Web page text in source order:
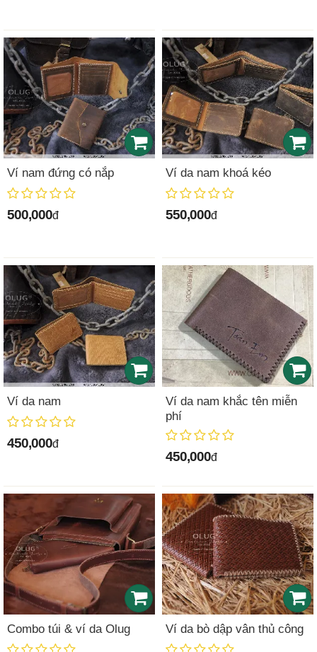
Ví nam đứng có nắp
500,000đ
Ví da nam khoá kéo
550,000đ
Ví da nam
450,000đ
Ví da nam khắc tên miễn
phí
450,000đ
Combo túi & ví da Olug Ví da bò dập vân thủ công